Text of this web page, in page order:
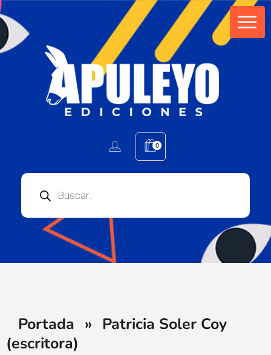
0
Portada » Patricia Soler Coy
(escritora)